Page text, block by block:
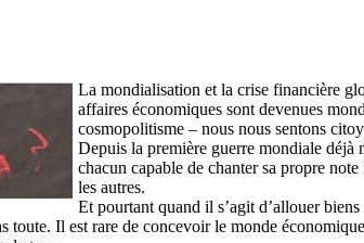
La mondialisation et la crise financière
affaires économiques sont devenues
cosmopolitisme – nous nous sentons
Depuis la première guerre mondiale déjà
chacun capable de chanter sa propre
les autres.
Et pourtant quand il s’agit d’allouer
toute. Il est rare de concevoir le monde